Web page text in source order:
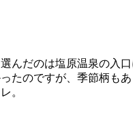
んだのは塩原温泉の入口
たのですが、季節柄も
。